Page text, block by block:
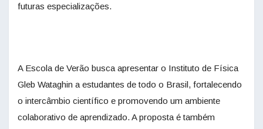
futuras especializações.
A Escola de Verão busca apresentar o Instituto de Física
Gleb Wataghin a estudantes de todo o Brasil, fortalecendo
o intercâmbio científico e promovendo um ambiente
colaborativo de aprendizado. A proposta é também